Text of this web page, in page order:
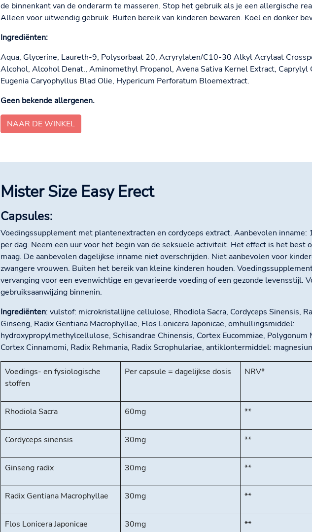
de binnenkant van de onderarm te masseren. Stop het gebruik als je een allergische
Alleen voor uitwendig gebruik. Buiten bereik van kinderen bewaren. Koel en donker
Ingrediënten:
Aqua, Glycerine, Laureth-9, Polysorbaat 20, Acryrylaten/C10-30 Alkyl Acrylaat
Alcohol, Alcohol Denat., Aminomethyl Propanol, Avena Sativa Kernel Extract, Caprylyl
Eugenia Caryophyllus Blad Olie, Hypericum Perforatum Bloemextract.
Geen bekende allergenen.
NAAR DE WINKEL
Mister Size Easy Erect
Capsules:
Voedingssupplement met plantenextracten en cordyceps extract. Aanbevolen inname:
per dag. Neem een uur voor het begin van de seksuele activiteit. Het effect is het best
maag. De aanbevolen dagelijkse inname niet overschrijden. Niet aanbevolen voor
zwangere vrouwen. Buiten het bereik van kleine kinderen houden.
vervanging voor een evenwichtige en gevarieerde voeding of een gezonde levensstijl.
gebruiksaanwijzing binnenin.
Ingrediënten: vulstof: microkristallijne cellulose, Rhodiola Sacra, Cordyceps Sinensis,
Ginseng, Radix Gentiana Macrophyllae, Flos Lonicera Japonicae, omhullingsmiddel:
hydroxypropylmethylcellulose, Schisandrae Chinensis, Cortex Eucommiae,
Cortex Cinnamomi, Radix Rehmania, Radix Scrophulariae, antiklontermiddel:
Voedings- en fysiologische
stoffen
Per capsule = dagelijkse dosis NRV*
Rhodiola Sacra 60mg **
Cordyceps sinensis 30mg **
Ginseng radix 30mg **
Radix Gentiana Macrophyllae 30mg **
Flos Lonicera Japonicae 30mg **